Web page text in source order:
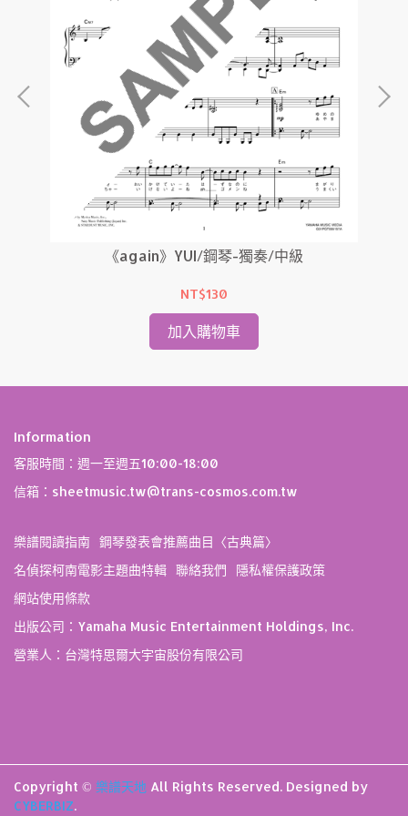
《again》YUI/鋼琴-獨奏/中級
NT$130
加入購物車
Information
客服時間：週一至週五10:00-18:00
信箱：sheetmusic.tw@trans-cosmos.com.tw
樂譜閱讀指南 鋼琴發表會推薦曲目〈古典篇〉
名偵探柯南電影主題曲特輯 聯絡我們
隱私權保護政策
網站使用條款
出版公司：Yamaha Music Entertainment Holdings, Inc.
營業人：台灣特思爾大宇宙股份有限公司
Copyright © 樂譜天地 All Rights Reserved. Designed by
CYBERBIZ.